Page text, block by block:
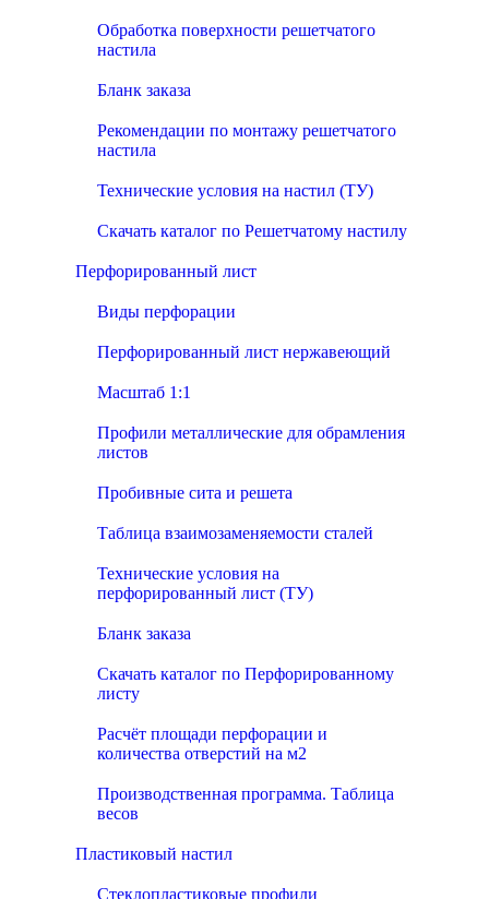
Обработка поверхности решетчатого
настила
Бланк заказа
Рекомендации по монтажу решетчатого
настила
Технические условия на настил (ТУ)
Скачать каталог по Решетчатому настилу
Перфорированный лист
Виды перфорации
Перфорированный лист нержавеющий
Масштаб 1:1
Профили металлические для обрамления
листов
Пробивные сита и решета
Таблица взаимозаменяемости сталей
Технические условия на
перфорированный лист (ТУ)
Бланк заказа
Скачать каталог по Перфорированному
листу
Расчёт площади перфорации и
количества отверстий на м2
Производственная программа. Таблица
весов
Пластиковый настил
Стеклопластиковые профили